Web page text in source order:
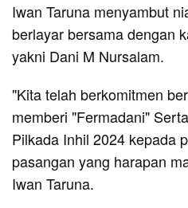
Iwan Taruna menyambut
berlayar bersama dengan
yakni Dani M Nursalam.
"Kita telah berkomitmen
memberi "Fermadani"
Pilkada Inhil 2024 kepada
pasangan yang harapan
Iwan Taruna.